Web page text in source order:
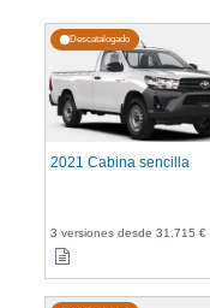
Descatalogado
2021 Cabina sencilla
3 versiones desde 31.715 €